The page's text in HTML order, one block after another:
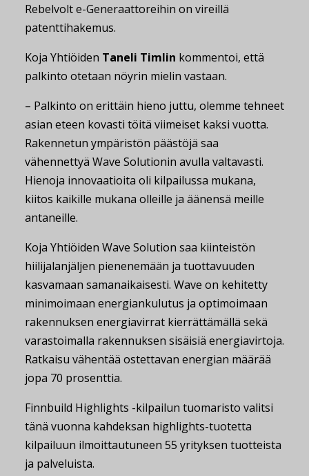
Rebelvolt e-Generaattoreihin on vireillä
patenttihakemus.
Koja Yhtiöiden Taneli Timlin kommentoi, että
palkinto otetaan nöyrin mielin vastaan.
– Palkinto on erittäin hieno juttu, olemme tehneet
asian eteen kovasti töitä viimeiset kaksi vuotta.
Rakennetun ympäristön päästöjä saa
vähennettyä Wave Solutionin avulla valtavasti.
Hienoja innovaatioita oli kilpailussa mukana,
kiitos kaikille mukana olleille ja äänensä meille
antaneille.
Koja Yhtiöiden Wave Solution saa kiinteistön
hiilijalanjäljen pienenemään ja tuottavuuden
kasvamaan samanaikaisesti. Wave on kehitetty
minimoimaan energiankulutus ja optimoimaan
rakennuksen energiavirrat kierrättämällä sekä
varastoimalla rakennuksen sisäisiä energiavirtoja.
Ratkaisu vähentää ostettavan energian määrää
jopa 70 prosenttia.
Finnbuild Highlights -kilpailun tuomaristo valitsi
tänä vuonna kahdeksan highlights-tuotetta
kilpailuun ilmoittautuneen 55 yrityksen tuotteista
ja palveluista.